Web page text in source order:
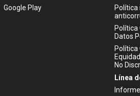
Google Play
Política
Política
Datos
Política
No
Línea